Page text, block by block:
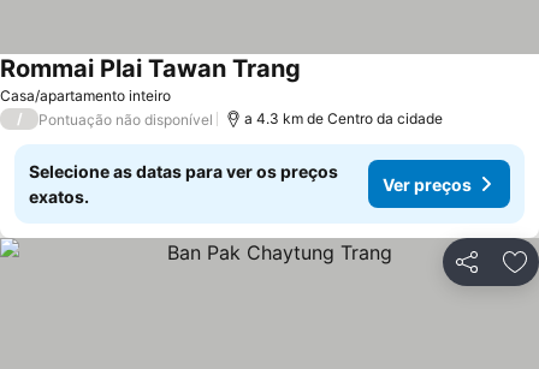
Casa/apartamento inteiro
Rommai Plai Tawan Trang
/ Pontuação não disponível a 4.3 km de Centro da cidade
Selecione as datas para ver os preços
exatos.
Ver preços
Partilhar